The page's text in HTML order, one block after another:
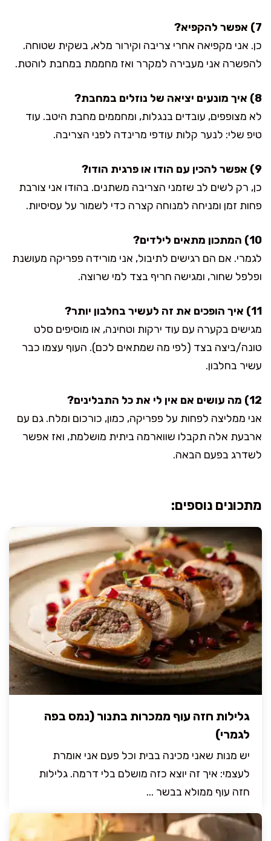
7) אפשר להקפיא?
כן. אני מקפיאה אחרי צריבה וקירור מלא, בשקית שטוחה.
להפשרה אני מעבירה למקרר ואז מחממת במחבת לוהטת.
8) איך מונעים יציאה של נוזלים במחבת?
לא מצופפים, עובדים בנגלות, ומחממים מחבת היטב. עוד
טיפ שלי: לנער קלות עודפי מרינדה לפני הצריבה.
9) אפשר להכין עם הודו או פרגית הודו?
כן, רק לשים לב שזמני הצריבה משתנים. בהודו אני צורבת
פחות זמן ומניחה למנוחה קצרה כדי לשמור על עסיסיות.
10) המתכון מתאים לילדים?
לגמרי. אם הם רגישים לתיבול, אני מורידה פפריקה מעושנת
ופלפל שחור, ומגישה חריף בצד למי שרוצה.
11) איך הופכים את זה לעשיר בחלבון יותר?
מגישים בקערה עם עוד ירקות וטחינה, או מוסיפים סלט
טונה/ביצה בצד (לפי מה שמתאים לכם). העוף עצמו כבר
עשיר בחלבון.
12) מה עושים אם אין לי את כל התבלינים?
אני ממליצה לפחות על פפריקה, כמון, כורכום ומלח. גם עם
ארבעת אלה תקבלו שווארמה ביתית מושלמת, ואז אפשר
לשדרג בפעם הבאה.
מתכונים נוספים:
גלילות חזה עוף ממכרות בתנור (נמס בפה
לגמרי)
יש מנות שאני מכינה בבית וכל פעם אני אומרת
לעצמי: איך זה יוצא כזה מושלם בלי דרמה. גלילות
חזה עוף ממולא בבשר ...